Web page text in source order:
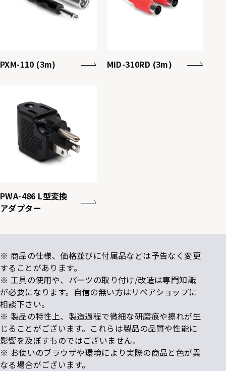
PXM-110 (3m) MID-310RD (3m)
PWA-486 L型変換
アダプター
※ 商品の仕様、価格並びに付属品などは予告なく変更
することがあります。
※ 工具の使用や、パーツの取り付け/改造は専門知識
が必要になります。自信の無い方はリペアショップに
相談下さい。
※ 製品の特性上、製造過程で微細な研磨痕や擦れが生
じることがございます。これらは製品の品質や性能に
影響を及ぼすものではございません。
※ お使いのブラウザや環境により実際の商品と色が異
なる場合がございます。